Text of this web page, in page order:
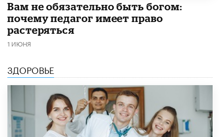
​Вам не обязательно быть богом:
почему педагог имеет право
растеряться
1 ИЮНЯ
ЗДОРОВЬЕ